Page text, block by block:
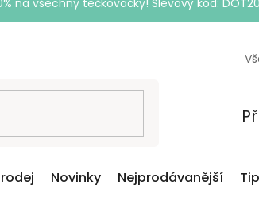
na všechny tečkovačky! Slevový kód:
Novinky Nejprodávanější